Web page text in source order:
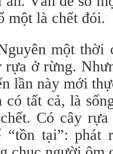
một là chết đói.
một thời
ở rừng.
lần này mới
tất cả, là
Có cây
tại”: phát